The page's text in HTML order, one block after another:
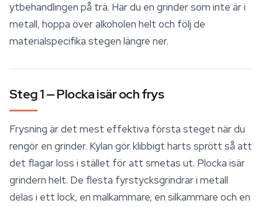
ytbehandlingen på trä. Har du en grinder som inte är i
metall, hoppa över alkoholen helt och följ de
materialspecifika stegen längre ner.
Steg 1 — Plocka isär och frys
Frysning är det mest effektiva första steget när du
rengör en grinder. Kylan gör klibbigt harts sprött så att
det flagar loss i stället för att smetas ut. Plocka isär
grindern helt. De flesta fyrstycksgrindrar i metall
delas i ett lock, en malkammare, en silkammare och en